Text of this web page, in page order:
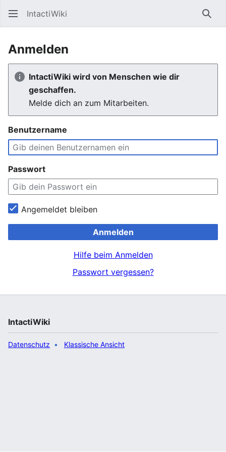
IntactiWiki
Anmelden
IntactiWiki wird von Menschen wie dir
geschaffen.
Melde dich an zum Mitarbeiten.
Benutzername
Passwort
Angemeldet bleiben
Anmelden
Hilfe beim Anmelden
Passwort vergessen?
IntactiWiki
Datenschutz Klassische Ansicht